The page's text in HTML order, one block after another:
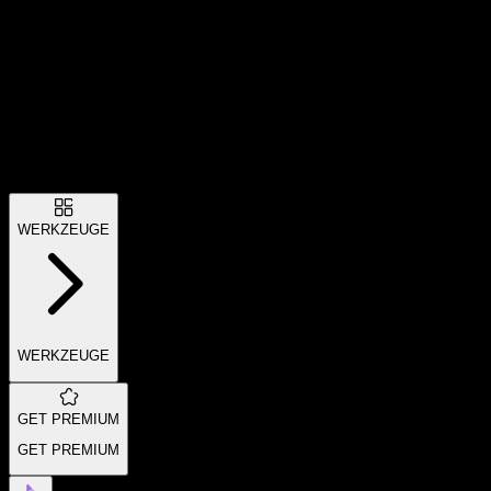
WERKZEUGE
WERKZEUGE
GET PREMIUM
GET PREMIUM